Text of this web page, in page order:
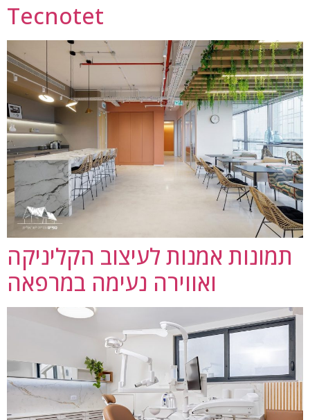
Tecnotet
תמונות אמנות לעיצוב הקליניקה
ואווירה נעימה במרפאה